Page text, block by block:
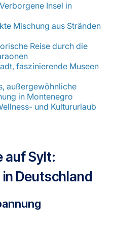
Insel in
Mischung aus Stränden
Reise durch die
faszinierende Museen
außergewöhnliche
in Montenegro
und Kultururlaub
auf Sylt:
Deutschland